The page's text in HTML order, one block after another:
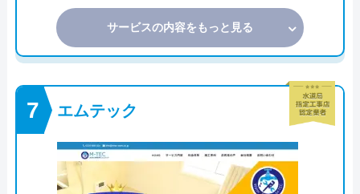
サービスの内容をもっと見る
エムテック